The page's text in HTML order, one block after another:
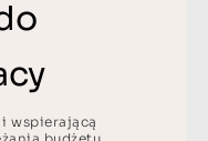
wspierającą